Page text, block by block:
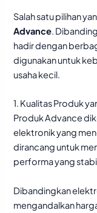
Salah satu pilihan
Advance.
hadir dengan
digunakan untuk
usaha kecil.
1. Kualitas Produk
Produk Advance
elektronik yang
dirancang untuk
performa yang
Dibandingkan
mengandalkan